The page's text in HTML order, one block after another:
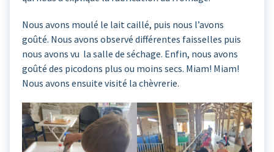
Nous avons moulé le lait caillé, puis nous l’avons
goûté. Nous avons observé différentes faisselles puis
nous avons vu la salle de séchage. Enfin, nous avons
goûté des picodons plus ou moins secs. Miam! Miam!
Nous avons ensuite visité la chèvrerie.